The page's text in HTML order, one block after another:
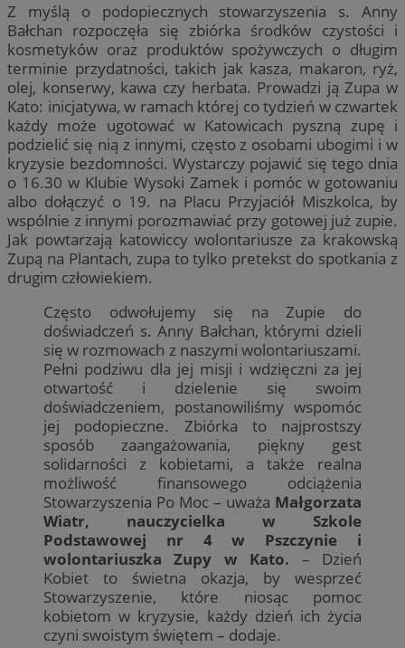
Z myślą o podopiecznych stowarzyszenia s. Anny
Bałchan rozpoczęła się zbiórka środków czystości i
kosmetyków oraz produktów spożywczych o długim
terminie przydatności, takich jak kasza, makaron, ryż,
olej, konserwy, kawa czy herbata. Prowadzi ją Zupa w
Kato: inicjatywa, w ramach której co tydzień w czwartek
każdy może ugotować w Katowicach pyszną zupę i
podzielić się nią z innymi, często z osobami ubogimi i w
kryzysie bezdomności. Wystarczy pojawić się tego dnia
o 16.30 w Klubie Wysoki Zamek i pomóc w gotowaniu
albo dołączyć o 19. na Placu Przyjaciół Miszkolca, by
wspólnie z innymi porozmawiać przy gotowej już zupie.
Jak powtarzają katowiccy wolontariusze za krakowską
Zupą na Plantach, zupa to tylko pretekst do spotkania z
drugim człowiekiem.
Często odwołujemy się na Zupie do
doświadczeń s. Anny Bałchan, którymi dzieli
się w rozmowach z naszymi wolontariuszami.
Pełni podziwu dla jej misji i wdzięczni za jej
otwartość i dzielenie się swoim
doświadczeniem, postanowiliśmy wspomóc
jej podopieczne. Zbiórka to najprostszy
sposób zaangażowania, piękny gest
solidarności z kobietami, a także realna
możliwość finansowego odciążenia
Stowarzyszenia Po Moc – uważa Małgorzata
Wiatr, nauczycielka w Szkole
Podstawowej nr 4 w Pszczynie i
wolontariuszka Zupy w Kato. – Dzień
Kobiet to świetna okazja, by wesprzeć
Stowarzyszenie, które niosąc pomoc
kobietom w kryzysie, każdy dzień ich życia
czyni swoistym świętem – dodaje.